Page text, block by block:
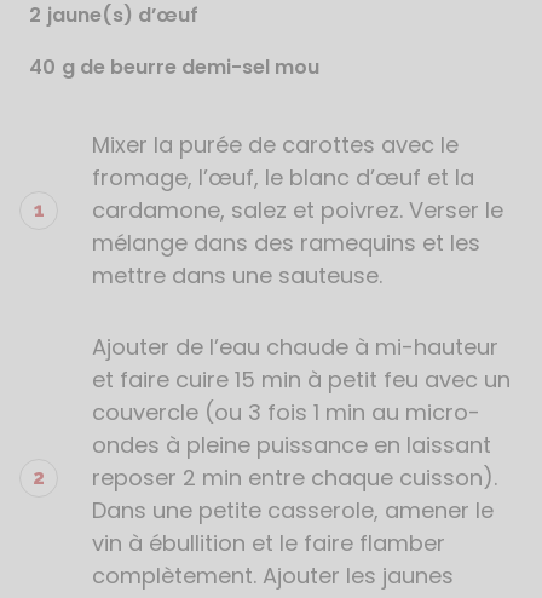
2 jaune(s) d’œuf
40 g de beurre demi-sel mou
Mixer la purée de carottes avec le
fromage, l’œuf, le blanc d’œuf et la
cardamone, salez et poivrez. Verser le
mélange dans des ramequins et les
mettre dans une sauteuse.
Ajouter de l’eau chaude à mi-hauteur
et faire cuire 15 min à petit feu avec un
couvercle (ou 3 fois 1 min au micro-
ondes à pleine puissance en laissant
reposer 2 min entre chaque cuisson).
Dans une petite casserole, amener le
vin à ébullition et le faire flamber
complètement. Ajouter les jaunes